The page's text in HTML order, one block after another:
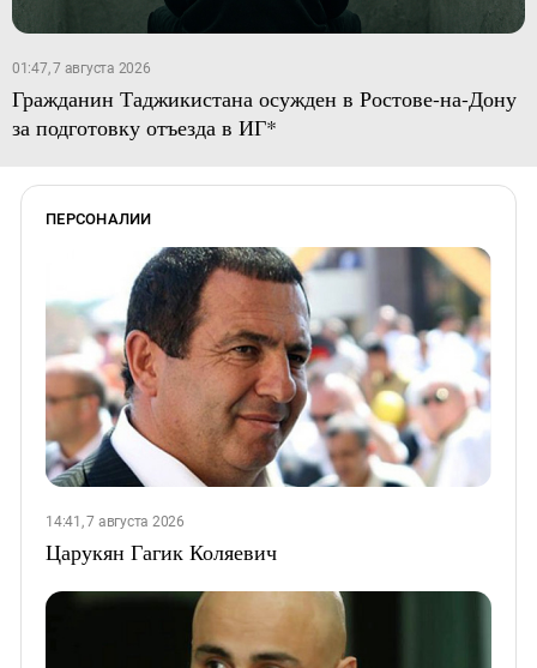
01:47, 7 августа 2026
Гражданин Таджикистана осужден в Ростове-на-Дону
за подготовку отъезда в ИГ*
ПЕРСОНАЛИИ
14:41, 7 августа 2026
Царукян Гагик Коляевич